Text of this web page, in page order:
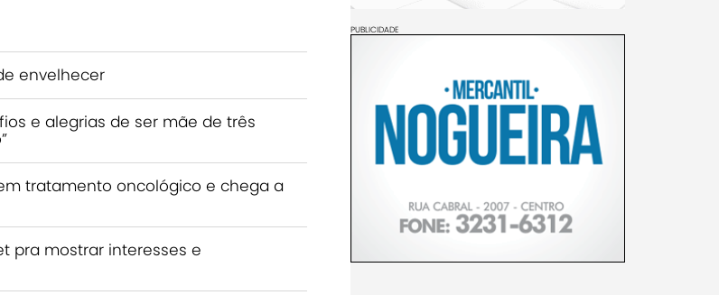
envelhecer
e alegrias de ser mãe de três
tratamento oncológico e chega a
pra mostrar interesses e
PUBLICIDADE